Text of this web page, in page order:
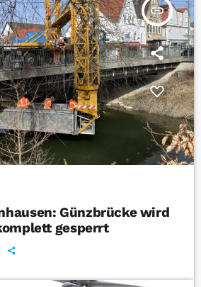
insert_link
Günzbrücke wird
gesperrt